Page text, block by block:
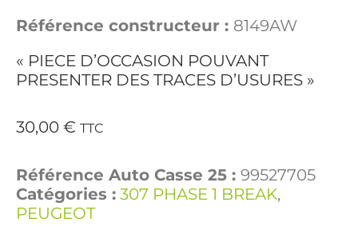
Référence constructeur : 8149AW
« PIECE D’OCCASION POUVANT
PRESENTER DES TRACES D’USURES »
30,00 € TTC
Référence Auto Casse 25 : 99527705
Catégories : 307 PHASE 1 BREAK,
PEUGEOT